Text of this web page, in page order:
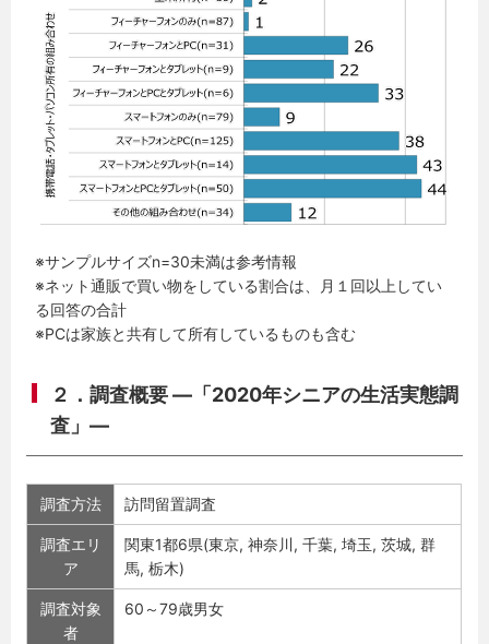
※サンプルサイズn=30未満は参考情報
※ネット通販で買い物をしている割合は、月１回以上してい
る回答の合計
※PCは家族と共有して所有しているものも含む
２．調査概要 ―「2020年シニアの生活実態調
査」―
調査方法 訪問留置調査
調査エリ
ア
関東1都6県(東京, 神奈川, 千葉, 埼玉, 茨城, 群
馬, 栃木)
調査対象
者
60～79歳男女